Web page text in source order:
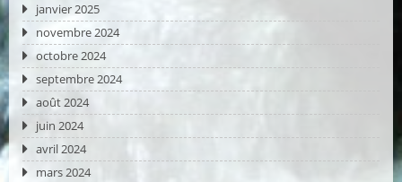
janvier 2025
novembre 2024
octobre 2024
septembre 2024
août 2024
juin 2024
avril 2024
mars 2024